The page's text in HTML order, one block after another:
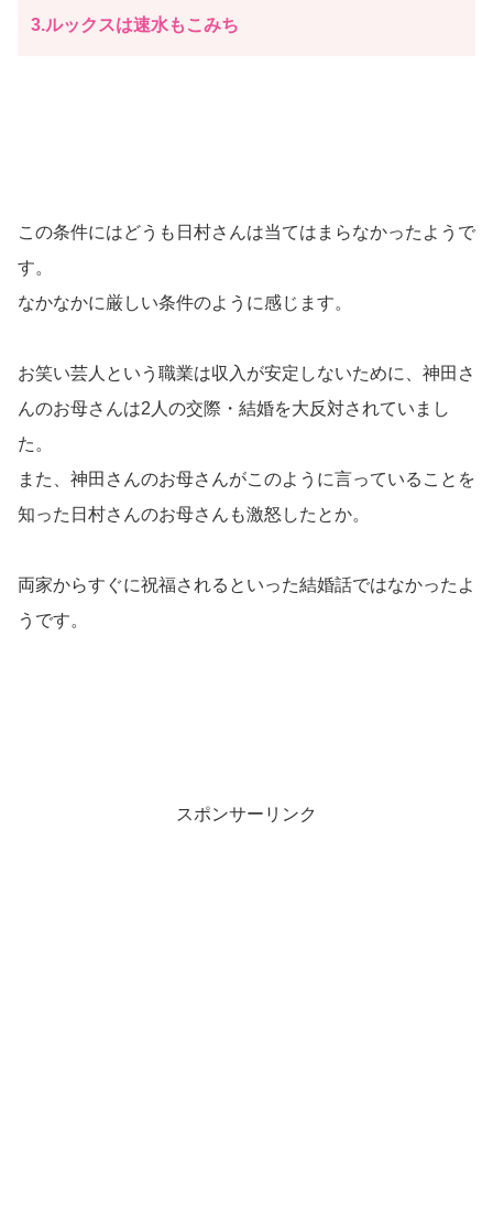
3.ルックスは速水もこみち
この条件にはどうも日村さんは当てはまらなかったようで
す。
なかなかに厳しい条件のように感じます。
お笑い芸人という職業は収入が安定しないために、神田さ
んのお母さんは2人の交際・結婚を大反対されていまし
た。
また、神田さんのお母さんがこのように言っていることを
知った日村さんのお母さんも激怒したとか。
両家からすぐに祝福されるといった結婚話ではなかったよ
うです。
スポンサーリンク